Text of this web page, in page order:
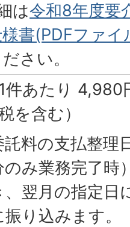
は令和8年度要
書(PDFファ
さい。
件あたり 4,980
を含む）
託料の支払整理
のみ業務完了時
、翌月の指定日
振り込みます。